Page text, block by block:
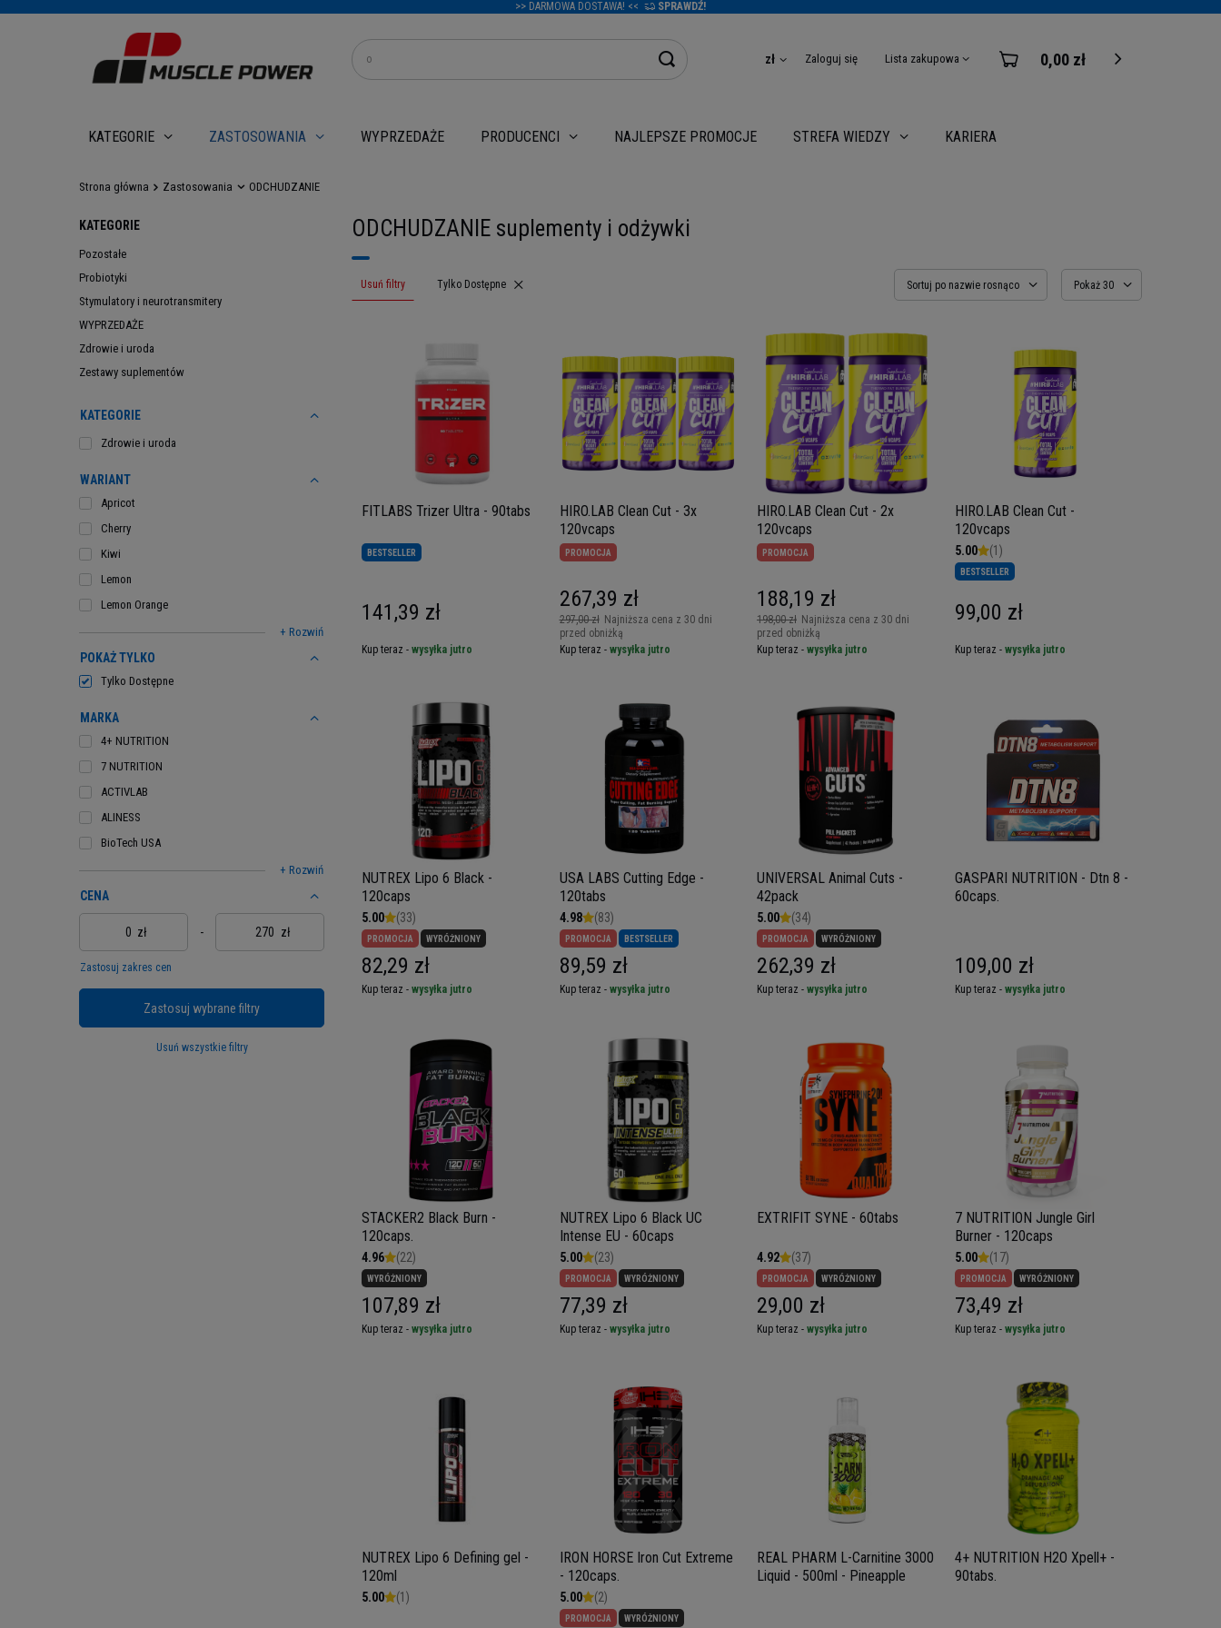
>> DARMOWA DOSTAWA! << SPRAWDŹ!
zł Zaloguj się Lista zakupowa 0,00 zł
KATEGORIE ZASTOSOWANIA WYPRZEDAŻE PRODUCENCI NAJLEPSZE PROMOCJE STREFA WIEDZY KARIERA
Strona główna Zastosowania ODCHUDZANIE
KATEGORIE
Pozostałe
Probiotyki
Stymulatory i neurotransmitery
WYPRZEDAŻE
Zdrowie i uroda
Zestawy suplementów
KATEGORIE
Zdrowie i uroda
WARIANT
Apricot
Cherry
Kiwi
Lemon
Lemon Orange
+ Rozwiń
POKAŻ TYLKO
Tylko Dostępne
MARKA
4+ NUTRITION
7 NUTRITION
ACTIVLAB
ALINESS
BioTech USA
+ Rozwiń
CENA
zł - zł
Zastosuj zakres cen
Zastosuj wybrane filtry
Usuń wszystkie filtry
ODCHUDZANIE suplementy i odżywki
Usuń filtry Usuń filtr
Tylko Dostępne Sortuj po nazwie rosnąco Pokaż 30
FITLABS Trizer Ultra - 90tabs
BESTSELLER
141,39 zł
Kup teraz - wysyłka jutro
HIRO.LAB Clean Cut - 3x
120vcaps
PROMOCJA
297,00 zł Najniższa cena z 30 dni
przed obniżką
267,39 zł
Kup teraz - wysyłka jutro
HIRO.LAB Clean Cut - 2x
120vcaps
PROMOCJA
198,00 zł Najniższa cena z 30 dni
przed obniżką
188,19 zł
Kup teraz - wysyłka jutro
HIRO.LAB Clean Cut -
120vcaps
5.00 (1)
BESTSELLER
99,00 zł
Kup teraz - wysyłka jutro
NUTREX Lipo 6 Black -
120caps
5.00 (33)
PROMOCJA WYRÓŻNIONY
82,29 zł
Kup teraz - wysyłka jutro
USA LABS Cutting Edge -
120tabs
4.98 (83)
PROMOCJA BESTSELLER
89,59 zł
Kup teraz - wysyłka jutro
UNIVERSAL Animal Cuts -
42pack
5.00 (34)
PROMOCJA WYRÓŻNIONY
262,39 zł
Kup teraz - wysyłka jutro
GASPARI NUTRITION - Dtn 8 -
60caps.
109,00 zł
Kup teraz - wysyłka jutro
STACKER2 Black Burn -
120caps.
4.96 (22)
WYRÓŻNIONY
107,89 zł
Kup teraz - wysyłka jutro
NUTREX Lipo 6 Black UC
Intense EU - 60caps
5.00 (23)
PROMOCJA WYRÓŻNIONY
77,39 zł
Kup teraz - wysyłka jutro
EXTRIFIT SYNE - 60tabs
4.92 (37)
PROMOCJA WYRÓŻNIONY
29,00 zł
Kup teraz - wysyłka jutro
7 NUTRITION Jungle Girl
Burner - 120caps
5.00 (17)
PROMOCJA WYRÓŻNIONY
73,49 zł
Kup teraz - wysyłka jutro
NUTREX Lipo 6 Defining gel -
120ml
5.00 (1)
IRON HORSE Iron Cut Extreme
- 120caps.
5.00 (2)
PROMOCJA WYRÓŻNIONY
REAL PHARM L-Carnitine 3000
Liquid - 500ml - Pineapple
4+ NUTRITION H2O Xpell+ -
90tabs.